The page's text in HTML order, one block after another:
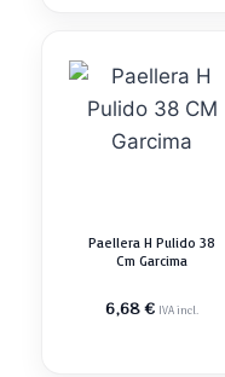
Paellera H Pulido 38
Cm Garcima
6,68€ IVA incl.